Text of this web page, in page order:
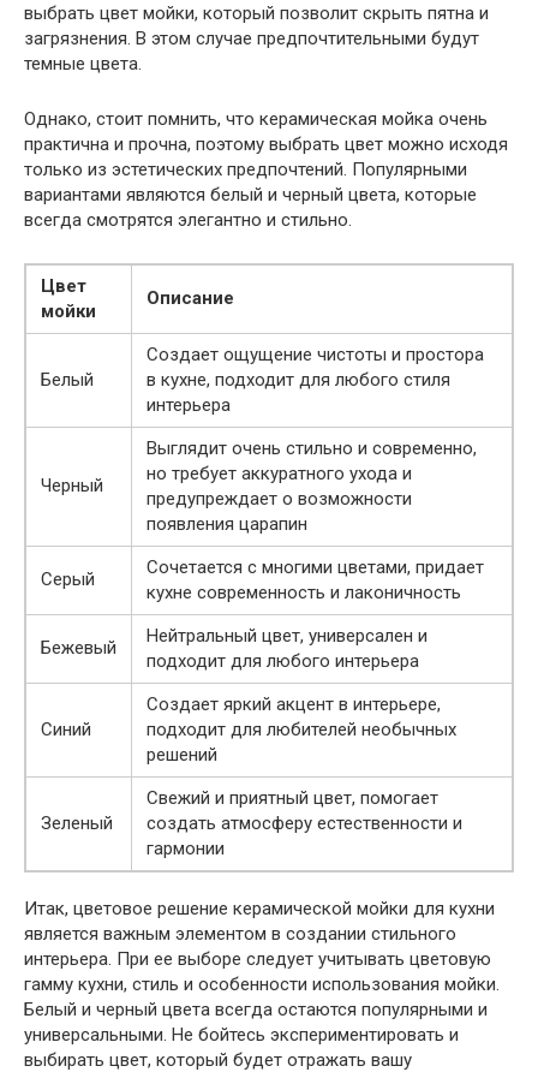
выбрать цвет мойки, который позволит скрыть пятна и
загрязнения. В этом случае предпочтительными будут
темные цвета.
Однако, стоит помнить, что керамическая мойка очень
практична и прочна, поэтому выбрать цвет можно исходя
только из эстетических предпочтений. Популярными
вариантами являются белый и черный цвета, которые
всегда смотрятся элегантно и стильно.
Цвет
мойки
Описание
Белый
Создает ощущение чистоты и простора
в кухне, подходит для любого стиля
интерьера
Черный
Выглядит очень стильно и современно,
но требует аккуратного ухода и
предупреждает о возможности
появления царапин
Серый
Сочетается с многими цветами, придает
кухне современность и лаконичность
Бежевый
Нейтральный цвет, универсален и
подходит для любого интерьера
Синий
Создает яркий акцент в интерьере,
подходит для любителей необычных
решений
Зеленый
Свежий и приятный цвет, помогает
создать атмосферу естественности и
гармонии
Итак, цветовое решение керамической мойки для кухни
является важным элементом в создании стильного
интерьера. При ее выборе следует учитывать цветовую
гамму кухни, стиль и особенности использования мойки.
Белый и черный цвета всегда остаются популярными и
универсальными. Не бойтесь экспериментировать и
выбирать цвет, который будет отражать вашу